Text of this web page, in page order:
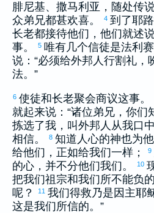
腓尼基、 撒马利亚 ，随处传
众弟兄都甚欢喜。
4 到了耶
长老都接待他们，他们就述
事。
5 唯有几个信徒是法利
说：“必须给外邦人行割礼，
法。”
6 使徒和长老聚会商议这事。
就起来说：“诸位弟兄，你们
拣选了我，叫外邦人从我口
相信。
8 知道人心的神也为
给他们，正如给我们一样；
9
的心，并不分他们我们。
10
把我们祖宗和我们所不能负
呢？
11 我们得救乃是因主耶
这是我们所信的。”